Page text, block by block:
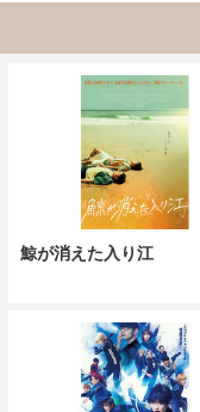
鯨が消えた入り江